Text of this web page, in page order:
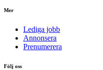
Mer
Lediga jobb
Annonsera
Prenumerera
Följ oss